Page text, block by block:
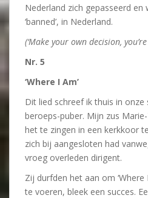
Nederland zich gepasseerd en
‘banned’, in Nederland.
(‘Make your own decision,
Nr. 5
‘Where I Am’
Dit lied schreef ik thuis in onze
beroeps-puber. Mijn zus
het te zingen in een kerkkoor
zich bij aangesloten had
vroeg overleden dirigent.
Zij durfden het aan om
te voeren, bleek een succes.